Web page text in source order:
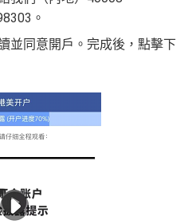
。
並同意開戶。完成後，點擊下